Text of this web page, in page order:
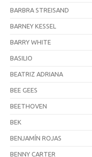
BARBRA STREISAND
BARNEY KESSEL
BARRY WHITE
BASILIO
BEATRIZ ADRIANA
BEE GEES
BEETHOVEN
BEK
BENJAMÍN ROJAS
BENNY CARTER